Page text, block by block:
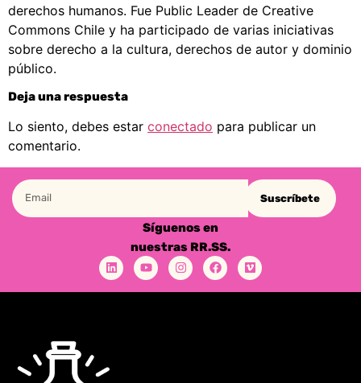
derechos humanos. Fue Public Leader de Creative
Commons Chile y ha participado de varias iniciativas
sobre derecho a la cultura, derechos de autor y dominio
público.
Deja una respuesta
Lo siento, debes estar conectado para publicar un
comentario.
Suscríbete
Síguenos en
nuestras RR.SS.